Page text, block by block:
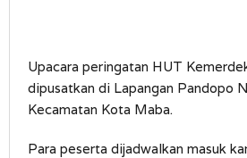
Upacara peringatan HUT
dipusatkan di Lapangan Pandopo
Kecamatan Kota Maba.
Para peserta dijadwalkan masuk